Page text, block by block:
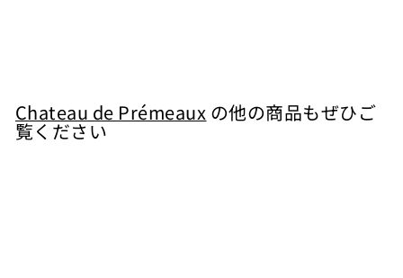
2
3
Chateau de Prémeaux の他の商品もぜひご
覧ください